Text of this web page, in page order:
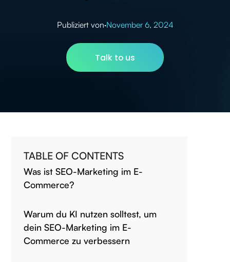
Publiziert von·November 6, 2024
Talk to us
TABLE OF CONTENTS
Was ist SEO-Marketing im E-
Commerce?
Warum du KI nutzen solltest, um
dein SEO-Marketing im E-
Commerce zu verbessern